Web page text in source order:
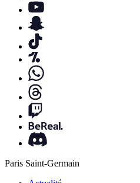
Paris Saint-Germain